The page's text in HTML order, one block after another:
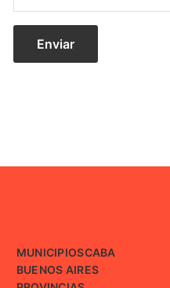
MUNICIPIOSCABA
BUENOS AIRES